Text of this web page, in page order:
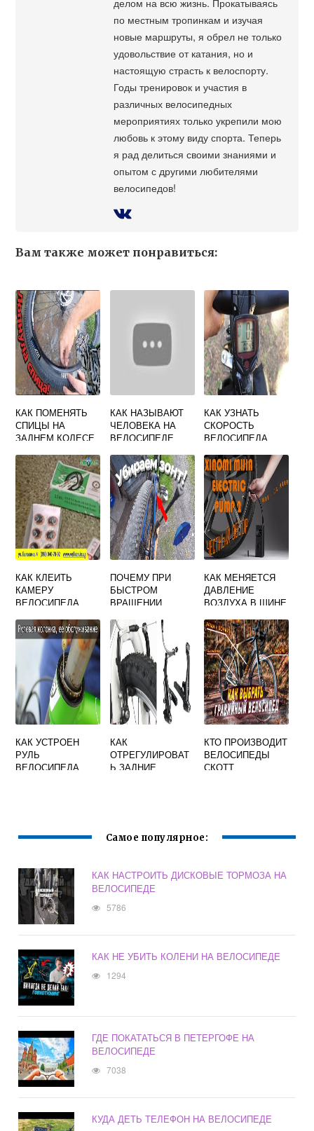
по местным тропинкам и изучая
новые маршруты, я обрел не только
удовольствие от катания, но и
настоящую страсть к велоспорту.
Годы тренировок и участия в
различных велосипедных
мероприятиях только укрепили мою
любовь к этому виду спорта. Теперь
я рад делиться своими знаниями и
опытом с другими любителями
велосипедов!
Вам также может понравиться:
КАК ПОМЕНЯТЬ
СПИЦЫ НА
ЗАДНЕМ КОЛЕСЕ
ВЕЛОСИПЕДА
КАК НАЗЫВАЮТ
ЧЕЛОВЕКА НА
ВЕЛОСИПЕДЕ
КАК УЗНАТЬ
СКОРОСТЬ
ВЕЛОСИПЕДА
СПИДОМЕТРА
КАК КЛЕИТЬ
КАМЕРУ
ВЕЛОСИПЕДА
М С КЛЕЕМ РЕД
СУН
ПОЧЕМУ ПРИ
БЫСТРОМ
ВРАЩЕНИИ
КОЛЕСА МЫ
ВИДИМ
ОТДЕЛЬНЫЕ
СПИЦЫ ТОЛЬКО
ОКОЛО ОСИ
ВРАЩЕНИЯ
КАК МЕНЯЕТСЯ
ДАВЛЕНИЕ
ВОЗДУХА В ШИНЕ
КОГДА ЕЕ
НАКАЧИВАЮТ
НАСОСОМ
КАК УСТРОЕН
РУЛЬ
ВЕЛОСИПЕДА
КАК
ОТРЕГУЛИРОВАТ
Ь ЗАДНИЕ
КТО ПРОИЗВОДИТ
ВЕЛОСИПЕДЫ
СКОТТ
Самое популярное:
КАК НАСТРОИТЬ ДИСКОВЫЕ ТОРМОЗА НА
ВЕЛОСИПЕДЕ
5786
КАК НЕ УБИТЬ КОЛЕНИ НА ВЕЛОСИПЕДЕ
1294
ГДЕ ПОКАТАТЬСЯ В ПЕТЕРГОФЕ НА
ВЕЛОСИПЕДЕ
7038
КУДА ДЕТЬ ТЕЛЕФОН НА ВЕЛОСИПЕДЕ